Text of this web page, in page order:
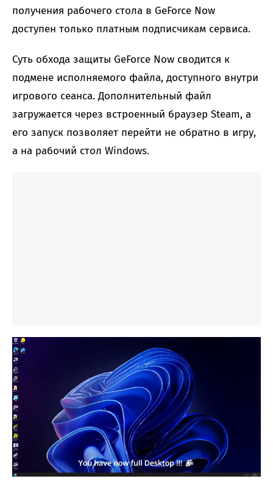
получения рабочего стола в GeForce Now
доступен только платным подписчикам сервиса.
Суть обхода защиты GeForce Now сводится к
подмене исполняемого файла, доступного внутри
игрового сеанса. Дополнительный файл
загружается через встроенный браузер Steam, а
его запуск позволяет перейти не обратно в игру,
а на рабочий стол Windows.